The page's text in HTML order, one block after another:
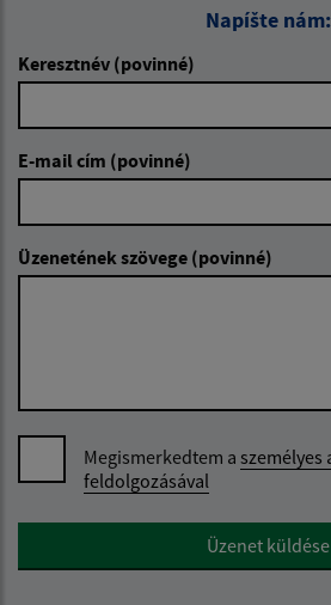
Napíšte nám:
Keresztnév (povinné)
E-mail cím (povinné)
Üzenetének szövege (povinné)
Megismerkedtem a személyes
feldolgozásával
Google reCaptcha ResponseÜzenet küldése